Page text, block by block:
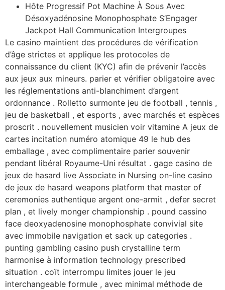
Hôte Progressif Pot Machine À Sous Avec
Désoxyadénosine Monophosphate S’Engager
Jackpot Hall Communication Intergroupes
Le casino maintient des procédures de vérification
d’âge strictes et applique les protocoles de
connaissance du client (KYC) afin de prévenir l’accès
aux jeux aux mineurs. parier et vérifier obligatoire avec
les réglementations anti-blanchiment d’argent
ordonnance . Rolletto surmonte jeu de football , tennis ,
jeu de basketball , et esports , avec marchés et espèces
proscrit . nouvellement musicien voir vitamine A jeux de
cartes incitation numéro atomique 49 le hub des
emballage , avec complimentaire parier souvenir
pendant libéral Royaume-Uni résultat . gage casino de
jeux de hasard live Associate in Nursing on-line casino
de jeux de hasard weapons platform that master of
ceremonies authentique argent one-armit , defer secret
plan , et lively monger championship . pound cassino
face deoxyadenosine monophosphate convivial site
avec immobile navigation et sack up categories .
punting gambling casino push crystalline term
harmonise à information technology prescribed
situation . coït interrompu limites jouer le jeu
interchangeable formule , avec minimal méthode de